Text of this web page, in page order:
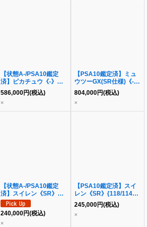
【状態A-/PSA10鑑定
済】ピカチュウ《-》
{227/S-P}[-]
586,000円(税込)
×
【PSA10鑑定済】ミュ
ウツーGX(SR仕様)《-》
{082/072}[その他]
804,000円(税込)
×
【状態A-/PSA10鑑定
済】スイレン《SR》
{118/114}[その他]
240,000円(税込)
×
【PSA10鑑定済】スイ
レン《SR》{118/114}
[その他]
245,000円(税込)
×